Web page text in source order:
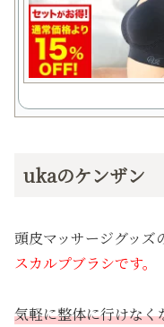
ukaのケンザン
頭皮マッサージグッズ
スカルプブラシです。
気軽に整体に行けな